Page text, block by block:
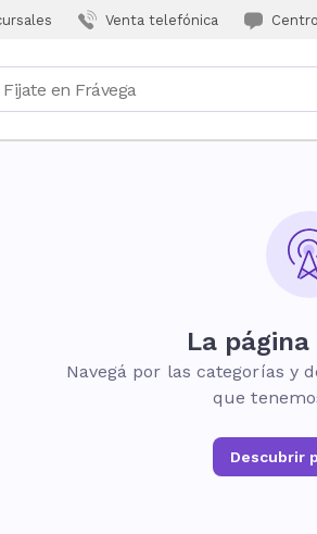
Venta telefónica
La
Navegá por las categorías y
que
Descubrir